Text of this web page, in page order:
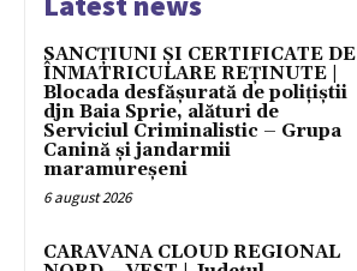
SANCȚIUNI ȘI CERTIFICATE DE
ÎNMATRICULARE REȚINUTE |
Blocada desfășurată de polițiștii
djn Baia Sprie, alături de
Serviciul Criminalistic – Grupa
Canină și jandarmii
maramureșeni
6 august 2026
CARAVANA CLOUD REGIONAL